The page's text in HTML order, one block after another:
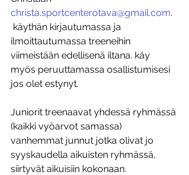
christa.sportcenterotava@gmail.com.
ilmoittautumassa treeneihin
viimeistään edellisenä iltana. käy
myös peruuttamassa osallistumisesi
jos olet estynyt.
Juniorit treenaavat yhdessä ryhmässä
(kaikki vyöarvot samassa)
vanhemmat junnut jotka olivat jo
syyskaudella aikuisten ryhmässä,
siirtyvät aikuisiin kokonaan.